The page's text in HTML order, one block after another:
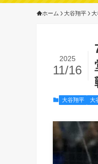
ホーム 大谷翔平
2025
11/16
大谷翔平 大